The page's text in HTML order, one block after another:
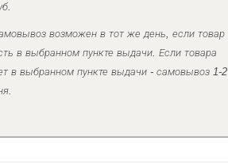
возможен в тот же день, если товар
в выбранном пункте выдачи. Если товара
в выбранном пункте выдачи - самовывоз 1-2